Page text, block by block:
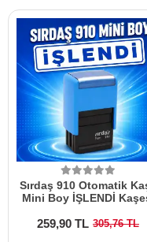
Sırdaş 910 Otomatik
Mini Boy İŞLENDİ
259,90 TL 305,76 TL